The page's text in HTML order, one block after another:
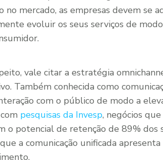
no mercado, as empresas devem se
evoluir os seus serviços de
vale citar a estratégia
Também conhecida como
com o público de modo a
pesquisas da Invesp, negócios
o potencial de retenção de 89% dos
a comunicação unificada